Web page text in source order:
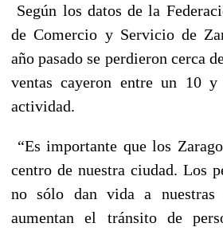
Según los datos de la
de Comercio y Servicio de
año pasado se perdieron cerca
ventas cayeron entre un 10
actividad.
“Es importante que los
centro de nuestra ciudad. Los
no sólo dan vida a
aumentan el tránsito de